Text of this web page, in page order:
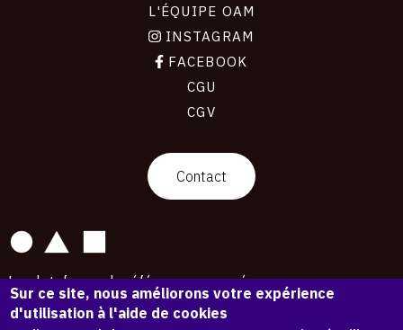
L'ÉQUIPE OAM
INSTAGRAM
FACEBOOK
CGU
CGV
Contact
La plateforme de référence pour créer,
conserver et promouvoir l'Histoire de l'Art.
Des catalogues raisonnés aux archives
Sur ce site, nous améliorons votre expérience
d'utilisation à l'aide de cookies